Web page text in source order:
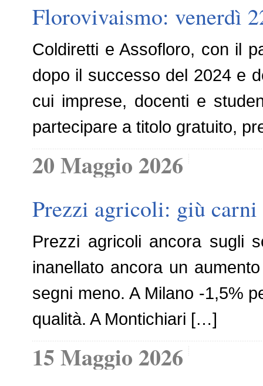
Florovivaismo: venerdì
Coldiretti e Assofloro, con il
dopo il successo del 2024 e
cui imprese, docenti e
partecipare a titolo gratuito,
20 Maggio 2026
Prezzi agricoli: giù carni
Prezzi agricoli ancora sugli
inanellato ancora un
segni meno. A Milano -1,5%
qualità. A Montichiari […]
15 Maggio 2026